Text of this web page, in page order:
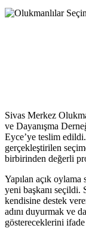
Sivas Merkez
ve Dayanışma
Eyce’ye teslim
gerçekleştirilen
birbirinden değerli
Yapılan açık
yeni başkanı seçildi.
kendisine destek
adını duyurmak ve
göstereceklerini